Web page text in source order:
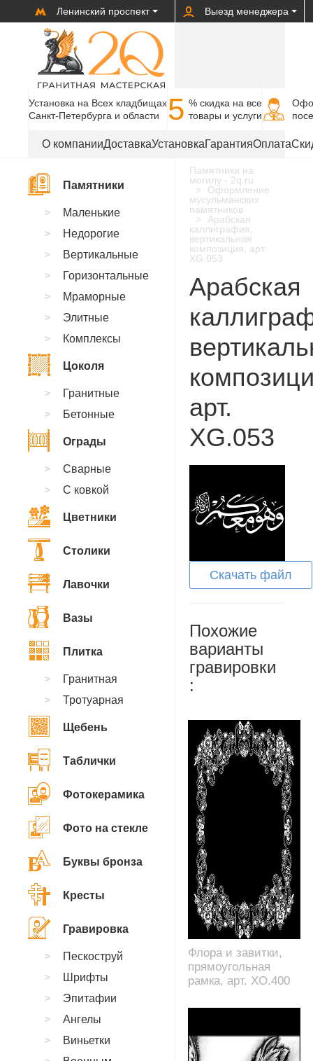
Ленинский проспект Выезд менеджера
Установка на Всех кладбищах
Санкт-Петербурга и области
5 % cкидка на все
товары и услуги
О компанииДоставкаУстановкаГарантияОплата
Памятники на
могилу - 2q.ru
Оформление
мусульманских
памятников
Арабская
каллиграфия,
вертикальная
композиция, арт.
XG.053
Арабская
арт.
XG.053
Скачать файл
Похожие
варианты
гравировки
:
Флора и завитки,
прямоугольная
рамка, арт. XO.400
Памятники
Маленькие
Недорогие
Вертикальные
Горизонтальные
Мраморные
Элитные
Комплексы
Цоколя
Гранитные
Бетонные
Ограды
Сварные
С ковкой
Цветники
Столики
Лавочки
Вазы
Плитка
Гранитная
Тротуарная
Щебень
Таблички
Фотокерамика
Фото на стекле
Буквы бронза
Кресты
Гравировка
Пескоструй
Шрифты
Эпитафии
Ангелы
Виньетки